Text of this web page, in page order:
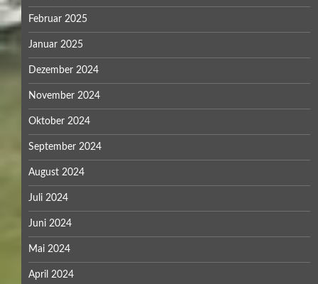
Februar 2025
Januar 2025
Dezember 2024
November 2024
Oktober 2024
September 2024
August 2024
Juli 2024
Juni 2024
Mai 2024
April 2024